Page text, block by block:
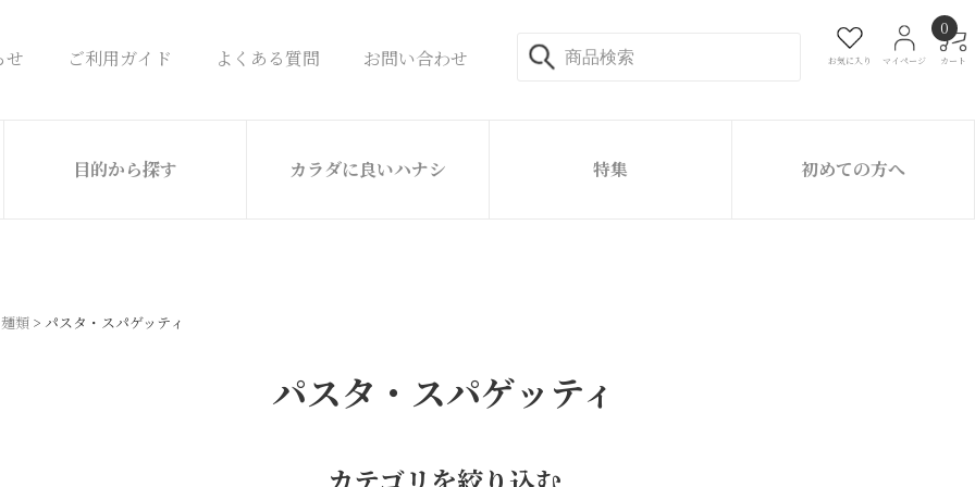
せ ご利用ガイド よくある質問 お問い合わせ お気に入り マイページ カート
0
目的から探す カラダに良いハナシ 特集 初めての方へ
麺類 パスタ・スパゲッティ
パスタ・スパゲッティ